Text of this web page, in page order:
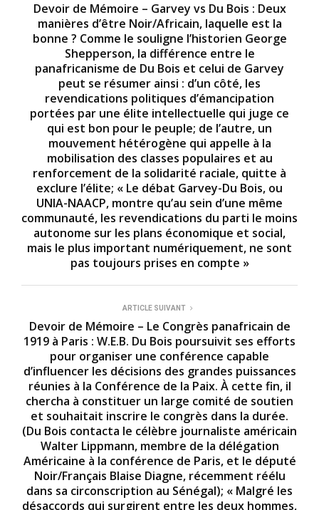
Devoir de Mémoire – Garvey vs Du Bois : Deux
manières d’être Noir/Africain, laquelle est la
bonne ? Comme le souligne l’historien George
Shepperson, la différence entre le
panafricanisme de Du Bois et celui de Garvey
peut se résumer ainsi : d’un côté, les
revendications politiques d’émancipation
portées par une élite intellectuelle qui juge ce
qui est bon pour le peuple; de l’autre, un
mouvement hétérogène qui appelle à la
mobilisation des classes populaires et au
renforcement de la solidarité raciale, quitte à
exclure l’élite; « Le débat Garvey-Du Bois, ou
UNIA-NAACP, montre qu’au sein d’une même
communauté, les revendications du parti le moins
autonome sur les plans économique et social,
mais le plus important numériquement, ne sont
pas toujours prises en compte »
ARTICLE SUIVANT
Devoir de Mémoire – Le Congrès panafricain de
1919 à Paris : W.E.B. Du Bois poursuivit ses efforts
pour organiser une conférence capable
d’influencer les décisions des grandes puissances
réunies à la Conférence de la Paix. À cette fin, il
chercha à constituer un large comité de soutien
et souhaitait inscrire le congrès dans la durée.
(Du Bois contacta le célèbre journaliste américain
Walter Lippmann, membre de la délégation
Américaine à la conférence de Paris, et le député
Noir/Français Blaise Diagne, récemment réélu
dans sa circonscription au Sénégal); « Malgré les
désaccords qui surgirent entre les deux hommes,